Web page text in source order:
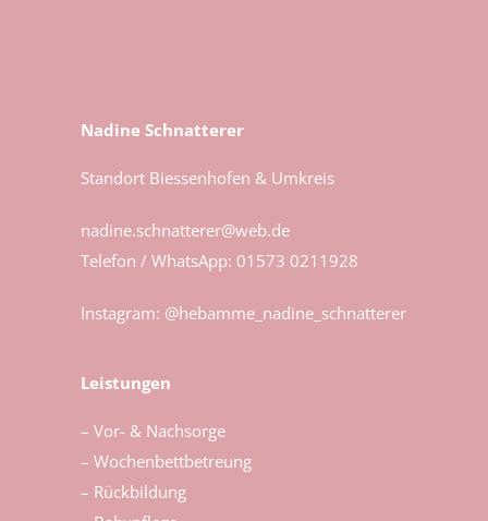
Nadine Schnatterer
Standort Biessenhofen & Umkreis
nadine.schnatterer@web.de
Telefon / WhatsApp: 01573 0211928
Instagram: @hebamme_nadine_schnatterer
Leistungen
– Vor- & Nachsorge
– Wochenbettbetreung
– Rückbildung